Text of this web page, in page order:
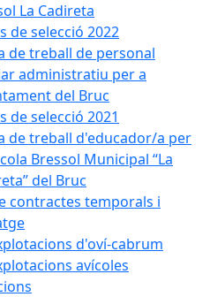
La Cadireta
de selecció 2022
de treball de personal
administratiu per a
del Bruc
de selecció 2021
de treball d'educador/a per
Bressol Municipal “La
del Bruc
contractes temporals i
d'oví-cabrum
avícoles